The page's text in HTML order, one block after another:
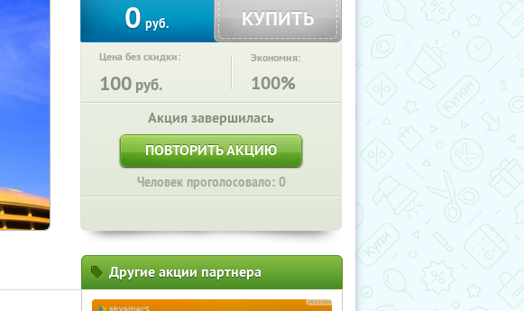
0 руб. КУПИТЬ
Цена без скидки:
100 руб.
Экономия:
100%
Акция завершилась
ПОВТОРИТЬ АКЦИЮ
Человек проголосовало: 0
Другие акции партнера